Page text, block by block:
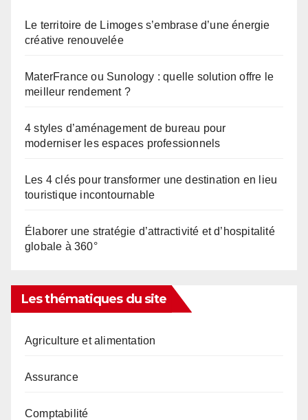
Le territoire de Limoges s’embrase d’une énergie
créative renouvelée
MaterFrance ou Sunology : quelle solution offre le
meilleur rendement ?
4 styles d’aménagement de bureau pour
moderniser les espaces professionnels
Les 4 clés pour transformer une destination en lieu
touristique incontournable
Élaborer une stratégie d’attractivité et d’hospitalité
globale à 360°
Les thématiques du site
Agriculture et alimentation
Assurance
Comptabilité